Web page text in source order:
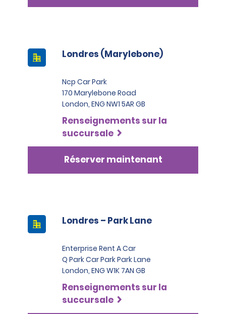
Londres (Marylebone)
Ncp Car Park
170 Marylebone Road
London, ENG NW1 5AR GB
Renseignements sur la
succursale
Réserver maintenant
Londres – Park Lane
Enterprise Rent A Car
Q Park Car Park Park Lane
London, ENG W1K 7AN GB
Renseignements sur la
succursale